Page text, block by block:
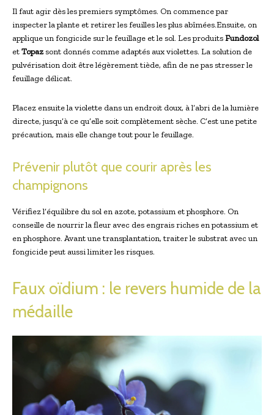
Il faut agir dès les premiers symptômes. On commence par
inspecter la plante et retirer les feuilles les plus abîmées.Ensuite, on
applique un fongicide sur le feuillage et le sol. Les produitsFundozol
etTopaz sont donnés comme adaptés aux violettes. La solution de
pulvérisation doit être légèrement tiède, afin de ne pas stresser le
feuillage délicat.
Placez ensuite la violette dans un endroit doux, à l’abri de la lumière
directe, jusqu’à ce qu’elle soit complètement sèche. C’est une petite
précaution, mais elle change tout pour le feuillage.
Prévenir plutôt que courir après les
champignons
Vérifiez l’équilibre du sol en azote, potassium et phosphore. On
conseille de nourrir la fleur avec des engrais riches en potassium et
en phosphore. Avant une transplantation, traiter le substrat avec un
fongicide peut aussi limiter les risques.
Faux oïdium : le revers humide de la
médaille